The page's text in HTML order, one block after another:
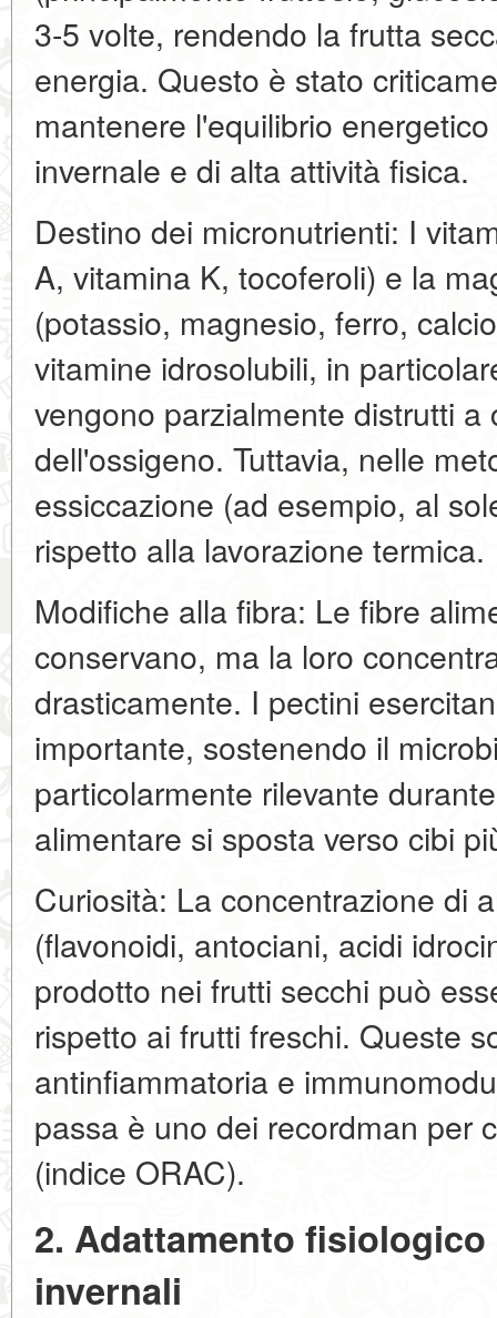
3-5 volte, rendendo la frutta
energia. Questo è stato
mantenere l'equilibrio
invernale e di alta attività fisica.
Destino dei micronutrienti: I
A, vitamina K, tocoferoli) e la
(potassio, magnesio, ferro,
vitamine idrosolubili, in
vengono parzialmente distrutti a
dell'ossigeno. Tuttavia, nelle
essiccazione (ad esempio, al
rispetto alla lavorazione termica.
Modifiche alla fibra: Le fibre
conservano, ma la loro
drasticamente. I pectini
importante, sostenendo il
particolarmente rilevante
alimentare si sposta verso cibi
Curiosità: La concentrazione di
(flavonoidi, antociani, acidi
prodotto nei frutti secchi può
rispetto ai frutti freschi. Queste
antinfiammatoria e
passa è uno dei recordman per
(indice ORAC).
2. Adattamento
invernali